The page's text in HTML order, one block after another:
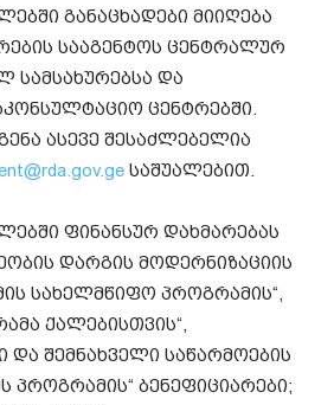
განაცხადები მიიღება
სააგენტოს ცენტრალურ
სამსახურებსა და
ცენტრებში.
ასევე შესაძლებელია
საშუალებით.
ფინანსურ დახმარებას
დარგის მოდერნიზაციის
სახელმწიფო პროგრამის“,
ქალებისთვის“,
და შემნახველი საწარმოების
პროგრამის“ ბენეფიციარები;